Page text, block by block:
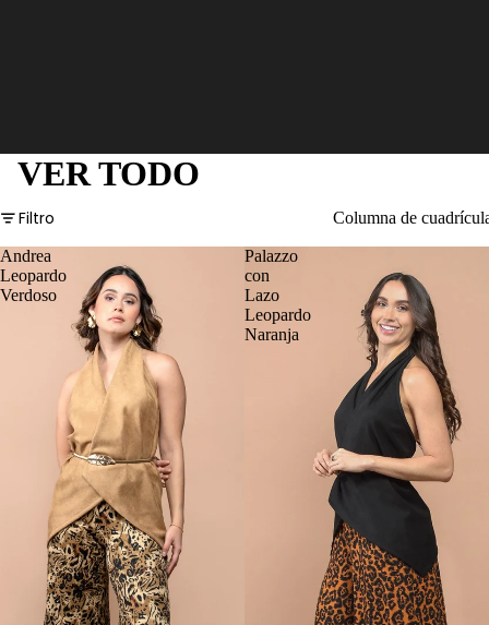
VER TODO
Filtro Columna de
Andrea
Leopardo
Verdoso
Palazzo
con
Lazo
Leopardo
Naranja